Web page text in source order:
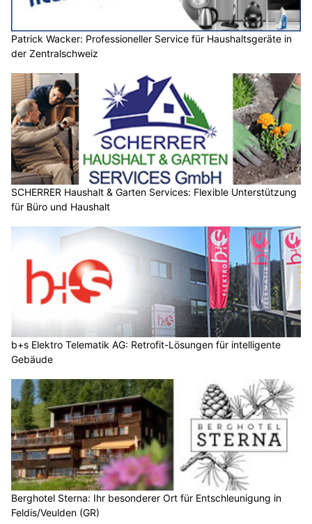
Patrick Wacker: Professioneller Service für Haushaltsgeräte in
der Zentralschweiz
SCHERRER Haushalt & Garten Services: Flexible Unterstützung
für Büro und Haushalt
b+s Elektro Telematik AG: Retrofit-Lösungen für intelligente
Gebäude
Berghotel Sterna: Ihr besonderer Ort für Entschleunigung in
Feldis/Veulden (GR)